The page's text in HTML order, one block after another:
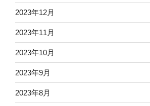
2023年12月
2023年11月
2023年10月
2023年9月
2023年8月